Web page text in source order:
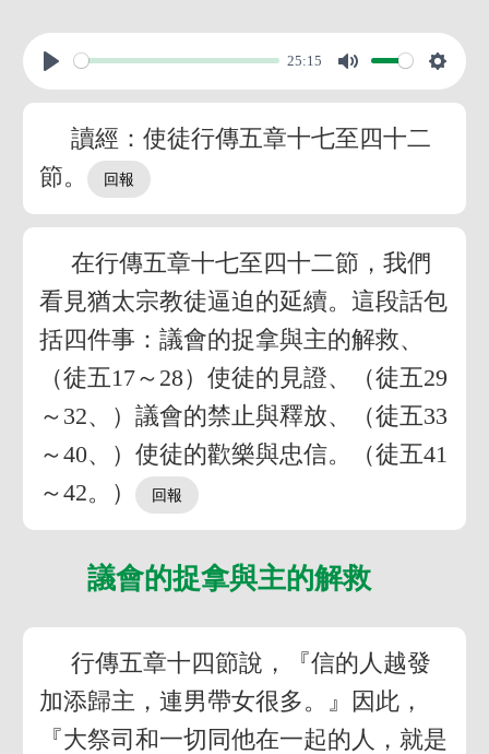
25:15
讀經：使徒行傳五章十七至四十二
節。
在行傳五章十七至四十二節，我們
看見猶太宗教徒逼迫的延續。這段話包
括四件事：議會的捉拿與主的解救、
（徒五17～28）使徒的見證、（徒五29
～32、）議會的禁止與釋放、（徒五33
～40、）使徒的歡樂與忠信。（徒五41
～42。）
議會的捉拿與主的解救
行傳五章十四節說，『信的人越發
加添歸主，連男帶女很多。』因此，
『大祭司和一切同他在一起的人，就是